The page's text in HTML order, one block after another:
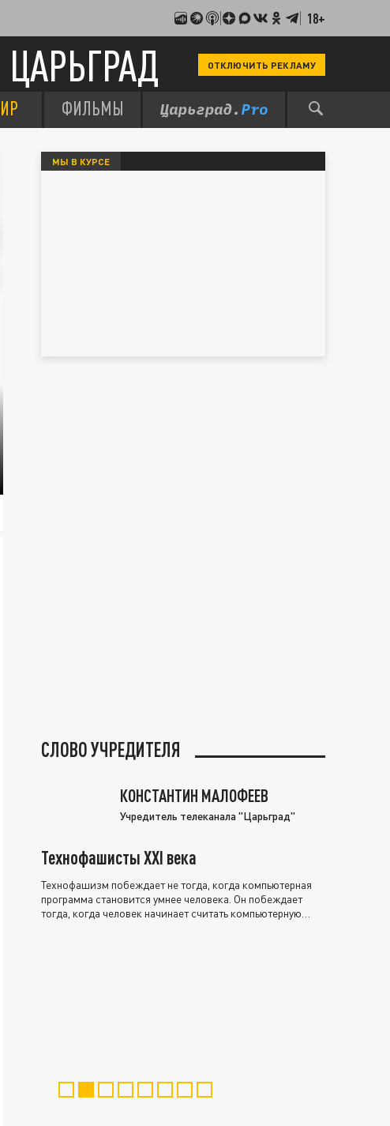
18+
ЦАРЬГРАД ОТКЛЮЧИТЬ РЕКЛАМУ
ФИЛЬМЫ
МЫ В КУРСЕ
СЛОВО УЧРЕДИТЕЛЯ
КОНСТАНТИН МАЛОФЕЕВ
Учредитель телеканала "Царьград"
Технофашисты XXI века
Технофашизм побеждает не тогда, когда компьютерная
программа становится умнее человека. Он побеждает
тогда, когда человек начинает считать компьютерную